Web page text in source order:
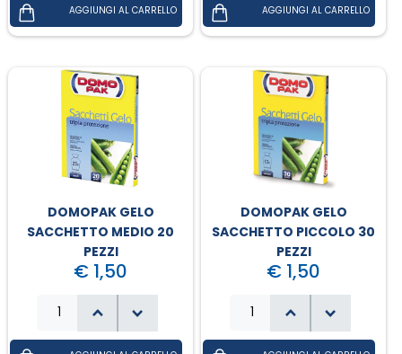
DOMOPAK GELO
SACCHETTO MEDIO 20
PEZZI
€ 1,50
DOMOPAK GELO
SACCHETTO PICCOLO 30
PEZZI
€ 1,50